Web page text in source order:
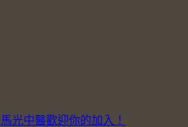
光中醫歡迎你的加入！